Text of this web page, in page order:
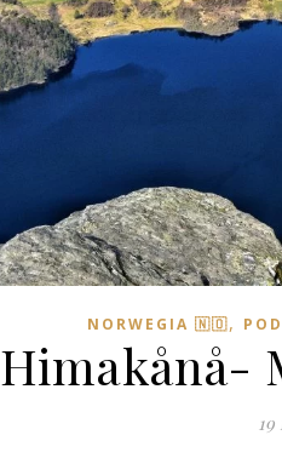
NORWEGIA 🇳🇴,
Himakånå-
19